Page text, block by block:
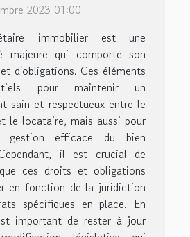
2023 01:00
immobilier est une
majeure qui comporte son
d'obligations. Ces éléments
pour maintenir un
sain et respectueux entre le
le locataire, mais aussi pour
gestion efficace du bien
il est crucial de
ces droits et obligations
en fonction de la juridiction
spécifiques en place. En
important de rester à jour